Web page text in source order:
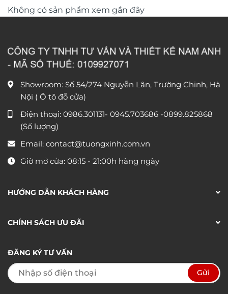
Không có sản phẩm xem gần đây
Showroom: Số 54/274 Nguyễn Lân, Trường Chinh, Hà
Nội ( Ô tô đỗ cửa)
Điện thoại: 0986.301131- 0945.703686 -0899.825868
(Số lượng)
Email: contact@tuongxinh.com.vn
Giờ mở cửa: 08:15 - 21:00h hàng ngày
HƯỚNG DẪN KHÁCH HÀNG
CHÍNH SÁCH ƯU ĐÃI
ĐĂNG KÝ TƯ VẤN